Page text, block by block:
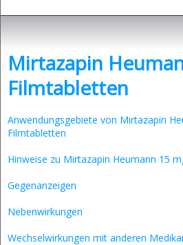
Mirtazapin
Filmtabletten
Anwendungsgebiete von Mirtazapin
Filmtabletten
Hinweise zu Mirtazapin Heumann 15
Gegenanzeigen
Nebenwirkungen
Wechselwirkungen mit anderen